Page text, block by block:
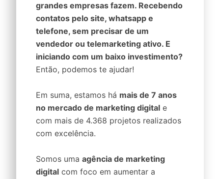
grandes empresas fazem. Recebendo
contatos pelo site, whatsapp e
telefone, sem precisar de um
vendedor ou telemarketing ativo. E
iniciando com um baixo investimento?
Então, podemos te ajudar!
Em suma, estamos há mais de 7 anos
no mercado de marketing digital e
com mais de 4.368 projetos realizados
com excelência.
Somos uma agência de marketing
digital com foco em aumentar a